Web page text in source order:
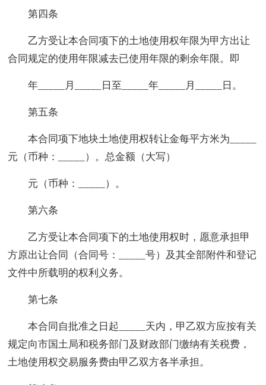
第四条
乙方受让本合同项下的土地使用权年限为甲方出让
合同规定的使用年限减去已使用年限的剩余年限。即
年_____月_____日至_____年_____月_____日。
第五条
本合同项下地块土地使用权转让金每平方米为_____
元（币种：_____）。总金额（大写）
元（币种：_____）。
第六条
乙方受让本合同项下的土地使用权时，愿意承担甲
方原出让合同（合同号：_____号）及其全部附件和登记
文件中所载明的权利义务。
第七条
本合同自批准之日起_____天内，甲乙双方应按有关
规定向市国土局和税务部门及财政部门缴纳有关税费，
土地使用权交易服务费由甲乙双方各半承担。